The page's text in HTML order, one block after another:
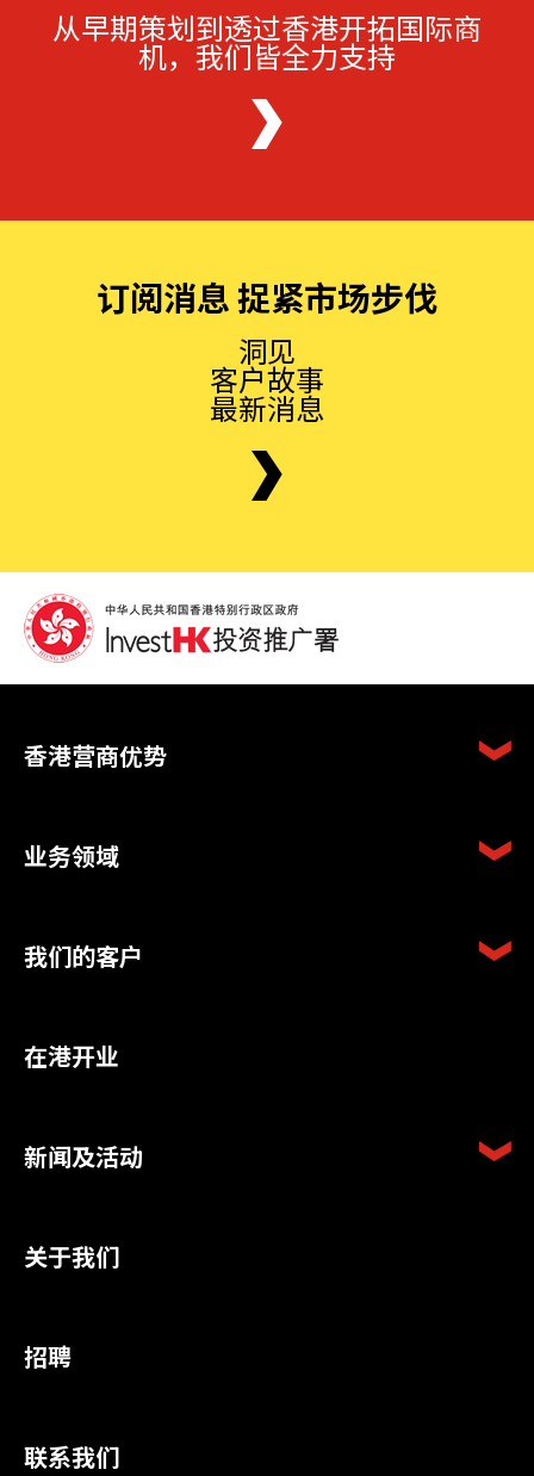
从早期策划到透过香港开拓国际商
机，我们皆全力支持
订阅消息 捉紧市场步伐
洞见
客户故事
最新消息
香港营商优势
业务领域
我们的客户
在港开业
新闻及活动
关于我们
招聘
联系我们